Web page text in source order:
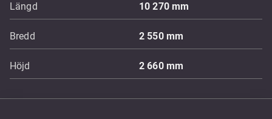
Längd 10 270mm
Bredd 2 550 mm
Höjd 2 660 mm